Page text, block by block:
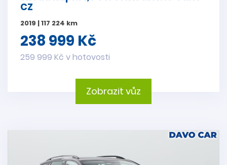
CZ
2019 | 117 224 km
238 999 Kč
259 999 Kč v hotovosti
Zobrazit vůz